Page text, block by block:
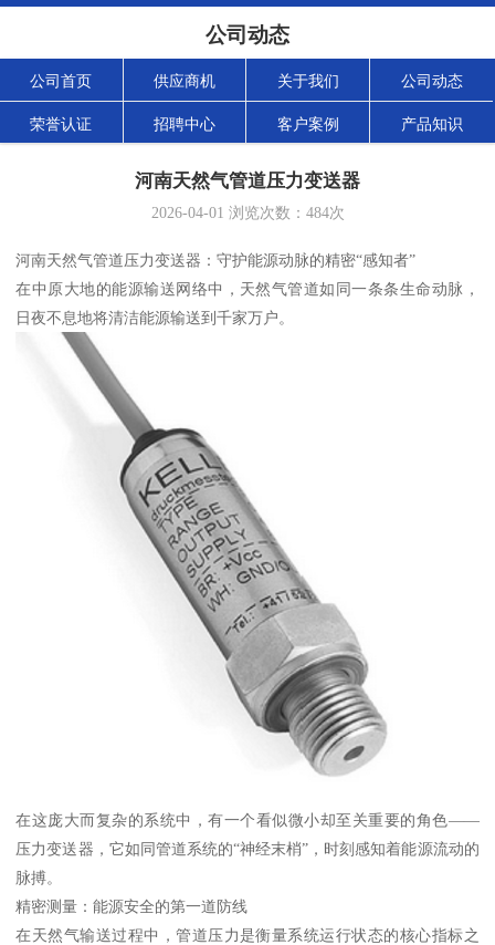
公司动态
公司首页 供应商机 关于我们 公司动态
荣誉认证 招聘中心 客户案例 产品知识
河南天然气管道压力变送器
2026-04-01 浏览次数： 484次
河南天然气管道压力变送器：守护能源动脉的精密“感知者”
在中原大地的能源输送网络中，天然气管道如同一条条生命动脉，
日夜不息地将清洁能源输送到千家万户。
在这庞大而复杂的系统中，有一个看似微小却至关重要的角色——
压力变送器，它如同管道系统的“神经末梢”，时刻感知着能源流动的
脉搏。
精密测量：能源安全的第一道防线
在天然气输送过程中，管道压力是衡量系统运行状态的核心指标之